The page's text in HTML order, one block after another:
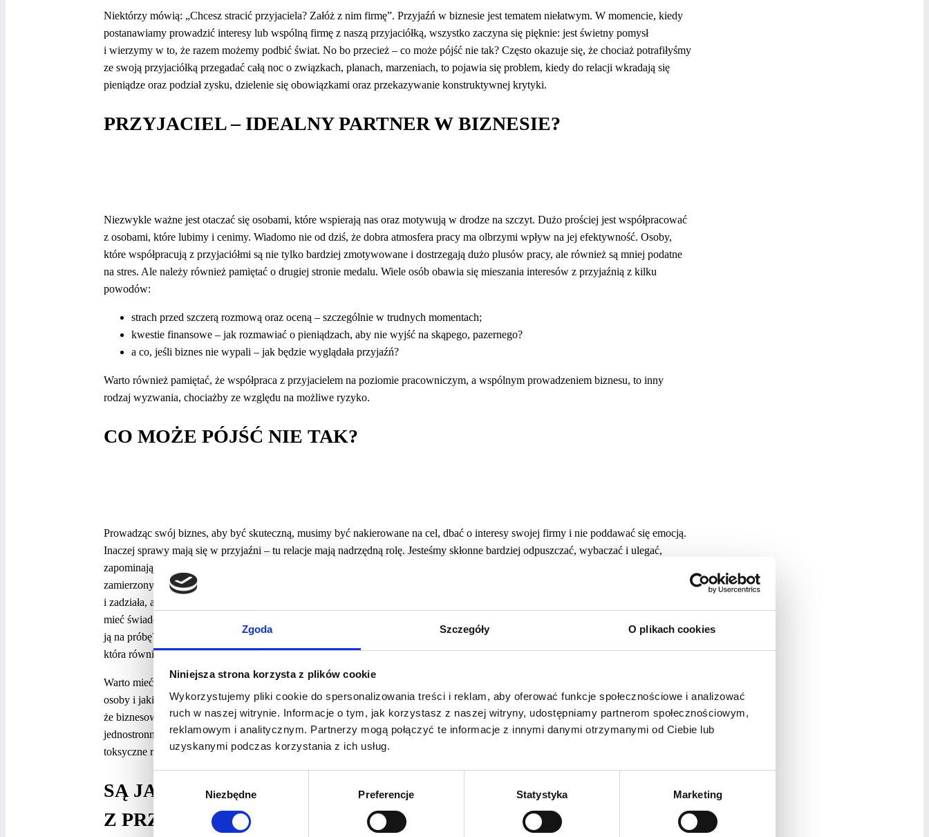
Zgoda Szczegóły O plikach cookies
Niniejsza strona korzysta z plików cookie
Wykorzystujemy pliki cookie do spersonalizowania treści i reklam, aby oferować funkcje społecznościowe i analizować
ruch w naszej witrynie. Informacje o tym, jak korzystasz z naszej witryny, udostępniamy partnerom społecznościowym,
reklamowym i analitycznym. Partnerzy mogą połączyć te informacje z innymi danymi otrzymanymi od Ciebie lub
uzyskanymi podczas korzystania z ich usług.
zgody
Niezbędne Preferencje Statystyka Marketing
Niektórzy mówią: „Chcesz stracić przyjaciela? Załóż z nim firmę”. Przyjaźń w biznesie jest tematem niełatwym. W momencie, kiedy
postanawiamy prowadzić interesy lub wspólną firmę z naszą przyjaciółką, wszystko zaczyna się pięknie: jest świetny pomysł
i wierzymy w to, że razem możemy podbić świat. No bo przecież – co może pójść nie tak? Często okazuje się, że chociaż potrafiłyśmy
ze swoją przyjaciółką przegadać całą noc o związkach, planach, marzeniach, to pojawia się problem, kiedy do relacji wkradają się
pieniądze oraz podział zysku, dzielenie się obowiązkami oraz przekazywanie konstruktywnej krytyki.
PRZYJACIEL – IDEALNY PARTNER W BIZNESIE?
Niezwykle ważne jest otaczać się osobami, które wspierają nas oraz motywują w drodze na szczyt. Dużo prościej jest współpracować
z osobami, które lubimy i cenimy. Wiadomo nie od dziś, że dobra atmosfera pracy ma olbrzymi wpływ na jej efektywność. Osoby,
które współpracują z przyjaciółmi są nie tylko bardziej zmotywowane i dostrzegają dużo plusów pracy, ale również są mniej podatne
na stres. Ale należy również pamiętać o drugiej stronie medalu. Wiele osób obawia się mieszania interesów z przyjaźnią z kilku
powodów:
strach przed szczerą rozmową oraz oceną – szczególnie w trudnych momentach;
kwestie finansowe – jak rozmawiać o pieniądzach, aby nie wyjść na skąpego, pazernego?
a co, jeśli biznes nie wypali – jak będzie wyglądała przyjaźń?
Warto również pamiętać, że współpraca z przyjacielem na poziomie pracowniczym, a wspólnym prowadzeniem biznesu, to inny
rodzaj wyzwania, chociażby ze względu na możliwe ryzyko.
CO MOŻE PÓJŚĆ NIE TAK?
Prowadząc swój biznes, aby być skuteczną, musimy być nakierowane na cel, dbać o interesy swojej firmy i nie poddawać się emocją.
Inaczej sprawy mają się w przyjaźni – tu relacje mają nadrzędną rolę. Jesteśmy skłonne bardziej odpuszczać, wybaczać i ulegać,
zapominając czasem o sobie. A to może powodować, że nasza współpraca może być nie skuteczna i utrudniać w osiągnięciu
zamierzonych celów. Rezygnacja ze swoich zawodowych priorytetów na rzecz chwilowego, dobrego samopoczucia przyjaciela może
i zadziała, ale na krótko. Szybko pojawią się żale, pretensje i rozczarowanie. Oczywiście nie wszystko musi pójść nie tak, ale należy
mieć świadomość tych mechanizmów, aby nie wpaść w ich pułapkę. Przyjaźń w biznesie może być atutem, ale czy warto wystawiać
ją na próbę? Wiele osób uważa, że ich przyjaźnie są zbyt cenne, aby ryzykować jej stratę z powodu biznesu, pieniędzy, czy zazdrości,
która również czasem ma miejsce.
Warto mieć świadomość, że relację tworzą przynajmniej dwie strony. Mamy wpływ na to, jak będziemy się do odnosić do drugiej
osoby i jakie będą nasza intencje, ale nie mam wpływu na to, jak ta druga strona zachowa się wobec nas. Niestety, często zdarza się,
że biznesowe relacje są nadużywane. Problem pojawia się w momencie, kiedy jedna strona buduje daną relację wyłącznie dla
jednostronnego zysku. Relacja staje się pasożytnicza i niestety, nie zawsze dostrzega się to na pierwszy rzut oka. Bywa, że takie
toksyczne relacje trwają latami. Jednak prędzej czy później, prawdziwe intencje wyjdą na jaw.
SĄ JAKIEŚ KORZYŚCI TWORZENIA BIZNESU
Z PRZYJACIELEM?